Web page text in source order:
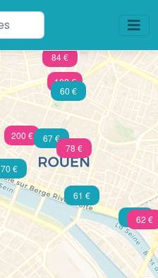
78 €
62 €
84 €
200 €
102 €
60 €
67 €
49 €
61 €
70 €